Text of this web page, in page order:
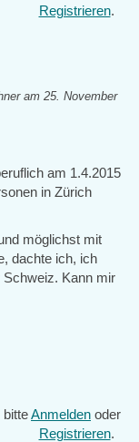
Registrieren.
am 25. November
am 1.4.2015
in Zürich
möglichst mit
dachte ich, ich
Schweiz. Kann mir
bitteAnmelden oder
Registrieren.